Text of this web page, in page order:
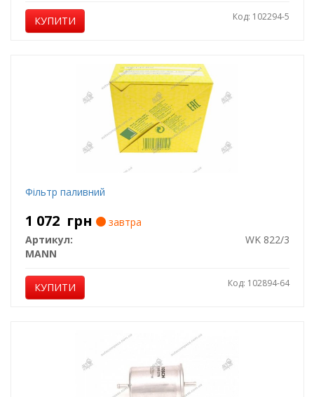
КУПИТИ Код: 102294-5
Фільтр паливний
1 072 грн
завтра
Артикул:
WK 822/3
MANN
КУПИТИ Код: 102894-64